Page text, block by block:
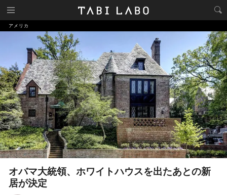
アメリカ
オバマ大統領、ホワイトハウスを出たあとの新
居が決定